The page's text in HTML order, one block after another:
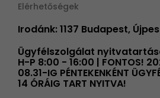
Elérhetőségek
Irodánk: 1137 Budapest,
Ügyfélszolgálat
H-P 8:00 - 16:00 | FONTOS!
08.31-IG PÉNTEKENKÉNT
14 ÓRÁIG TART NYITVA!